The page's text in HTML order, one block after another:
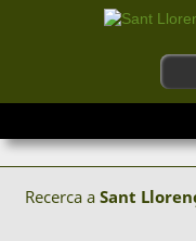
Recerca a Sant